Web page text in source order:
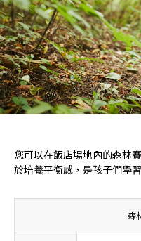
您可以在飯店場地內的森林
於培養平衡感，是孩子們學
森